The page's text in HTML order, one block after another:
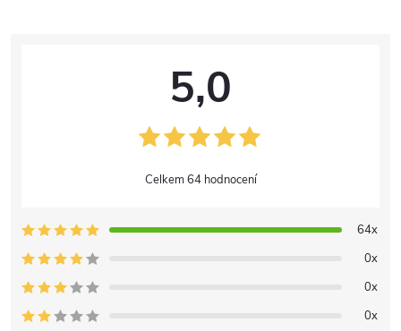
5,0
64 hodnocení
64x
0x
0x
0x